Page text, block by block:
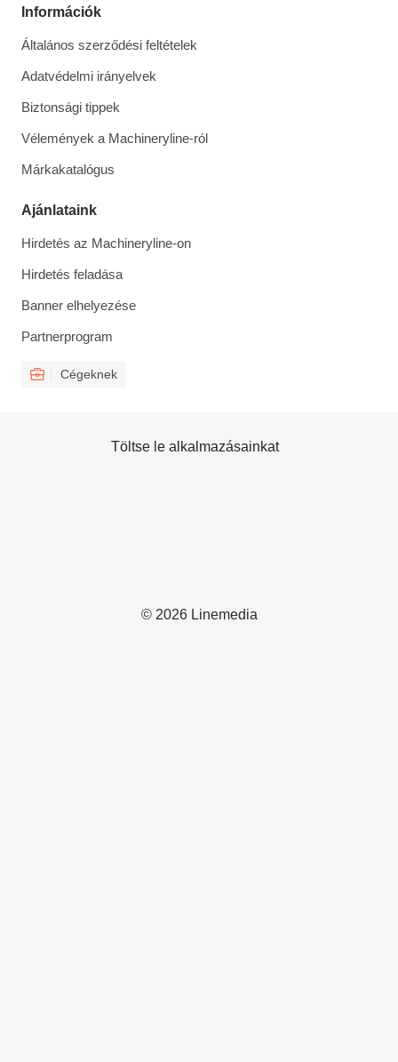
Információk
Általános szerződési feltételek
Adatvédelmi irányelvek
Biztonsági tippek
Vélemények a Machineryline-ról
Márkakatalógus
Ajánlataink
Hirdetés az Machineryline-on
Hirdetés feladása
Banner elhelyezése
Partnerprogram
Cégeknek
© 2026 Linemedia
Töltse le alkalmazásainkat